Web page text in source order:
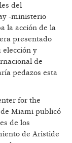
del
-ministerio
la acción de la
presentado
elección y
de
pedazos esta
for the
Miami publicó
de los
de Aristide